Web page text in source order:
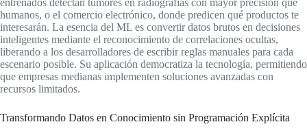
entrenados detectan tumores en radiografías con mayor precisión que
humanos, o el comercio electrónico, donde predicen qué productos te
interesarán. La esencia del ML es convertir datos brutos en decisiones
inteligentes mediante el reconocimiento de correlaciones ocultas,
liberando a los desarrolladores de escribir reglas manuales para cada
escenario posible. Su aplicación democratiza la tecnología, permitiendo
que empresas medianas implementen soluciones avanzadas con
recursos limitados.
Transformando Datos en Conocimiento sin Programación Explícita